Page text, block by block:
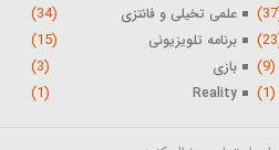
علمی تخیلی و فانتزی (34)
برنامه تلویزیونی (15)
(9) بازی (3)
(1)
Reality
(1)